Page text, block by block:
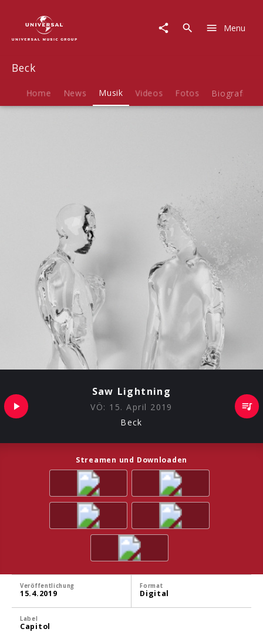
Lightning
Menu
Beck
Home News Musik Videos Fotos Biografie
Saw Lightning
VÖ: 15. April 2019
Beck
Streamen und Downloaden
Veröffentlichung
15.4.2019
Format
Digital
Label
Capitol